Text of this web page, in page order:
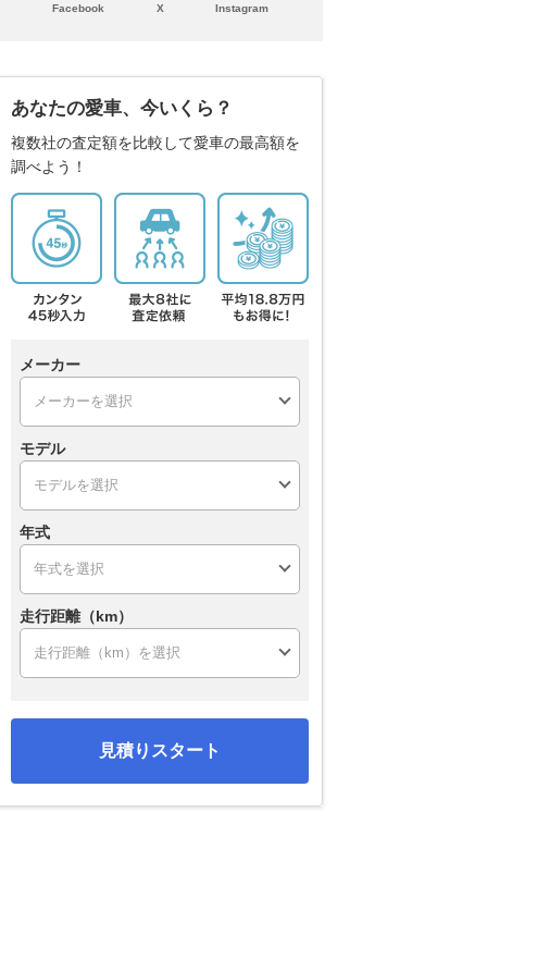
Facebook X Instagram
あなたの愛車、今いくら？
複数社の査定額を比較して愛車の最高額を
調べよう！
メーカー
モデル
年式
走行距離（km）
見積りスタート